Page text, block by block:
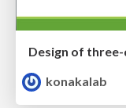
konakalab